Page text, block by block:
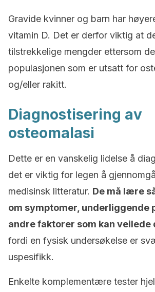
Gravide kvinner og barn har
vitamin D. Det er derfor viktig at
tilstrekkelige mengder ettersom
populasjonen som er utsatt for
og/eller rakitt.
Diagnostisering av
osteomalasi
Dette er en vanskelig lidelse å
det er viktig for legen å
medisinsk litteratur. De må lære
om symptomer, underliggende
andre faktorer som kan veilede
fordi en fysisk undersøkelse er
uspesifikk.
Enkelte komplementære tester